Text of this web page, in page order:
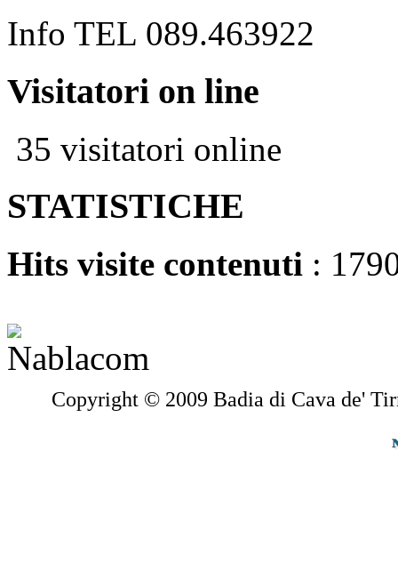
Info TEL 089.463922
Visitatori on line
35 visitatori online
STATISTICHE
Hits visite contenuti :
Copyright © 2009 Badia di Cava de'